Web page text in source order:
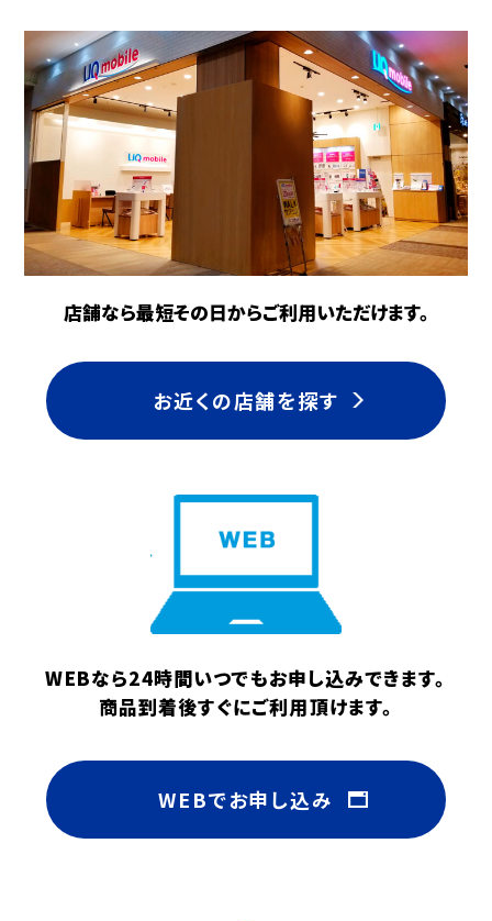
①②のプランへ変更した場合、本割引の適用
は当月利用分をもって終了します。
※端末の購入に関わらず本割引を適用しま
す。
※「WiMAX +5G はじめる割」を適用中もしく
は適用されていたことがある場合など、他の
施策とは併用できないことがあります。
注釈をすべて非表示
店舗なら最短その日からご利用いただけます。
お近くの店舗を探す
WEBなら24時間いつでもお申し込みできます。
商品到着後すぐにご利用頂けます。
WEBでお申し込み